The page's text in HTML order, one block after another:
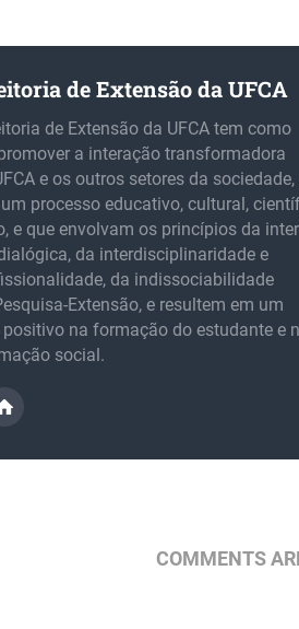
de Extensão da UFCA
de Extensão da UFCA tem como
a interação transformadora
e os outros setores da sociedade,
processo educativo, cultural,
e que envolvam os princípios da
da interdisciplinaridade e
da indissociabilidade
Extensão, e resultem em um
na formação do estudante e
social.
COMMENTS